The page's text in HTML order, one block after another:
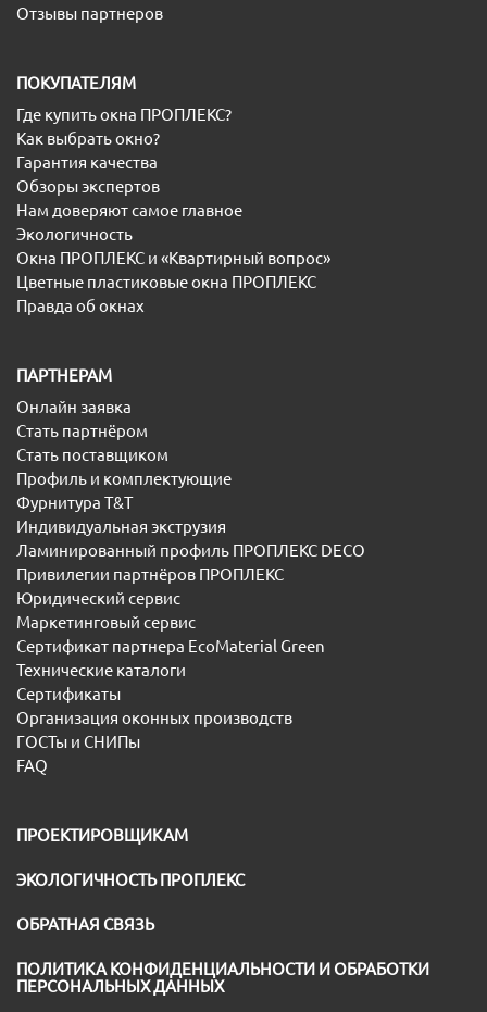
Отзывы партнеров
ПОКУПАТЕЛЯМ
Где купить окна ПРОПЛЕКС?
Как выбрать окно?
Гарантия качества
Обзоры экспертов
Нам доверяют самое главное
Экологичность
Окна ПРОПЛЕКС и «Квартирный вопрос»
Цветные пластиковые окна ПРОПЛЕКС
Правда об окнах
ПАРТНЕРАМ
Онлайн заявка
Стать партнёром
Стать поставщиком
Профиль и комплектующие
Фурнитура T&T
Индивидуальная экструзия
Ламинированный профиль ПРОПЛЕКС DECO
Привилегии партнёров ПРОПЛЕКС
Юридический сервис
Маркетинговый сервис
Сертификат партнера EcoMaterial Green
Технические каталоги
Сертификаты
Организация оконных производств
ГОСТы и СНИПы
FAQ
ПРОЕКТИРОВЩИКАМ
ЭКОЛОГИЧНОСТЬ ПРОПЛЕКС
ОБРАТНАЯ СВЯЗЬ
ПОЛИТИКА КОНФИДЕНЦИАЛЬНОСТИ И ОБРАБОТКИ
ПЕРСОНАЛЬНЫХ ДАННЫХ